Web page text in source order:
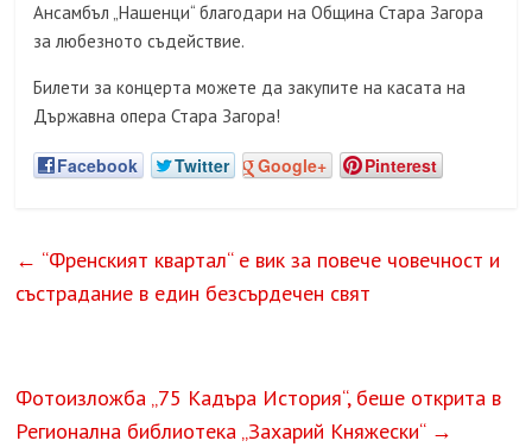
Ансамбъл „Нашенци“ благодари на Община Стара Загора
за любезното съдействие.
Билети за концерта можете да закупите на касата на
Държавна опера Стара Загора!
Facebook Twitter Google+ Pinterest
← “Френският квартал“ е вик за повече човечност и
състрадание в един безсърдечен свят
Фотоизложба „75 Кадъра История“, беше открита в
Регионална библиотека „Захарий Княжески“ →